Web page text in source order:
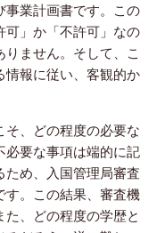
事業計画書です。この
可」か「不許可」なの
ません。そして、こ
情報に従い、客観的か
そ、どの程度の必要な
必要な事項は端的に記
ため、入国管理局審査
す。この結果、審査機
、どの程度の学歴と